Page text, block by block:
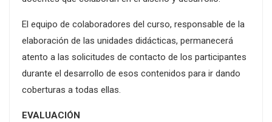
El equipo de colaboradores del curso, responsable de la
elaboración de las unidades didácticas, permanecerá
atento a las solicitudes de contacto de los participantes
durante el desarrollo de esos contenidos para ir dando
coberturas a todas ellas.
EVALUACIÓN